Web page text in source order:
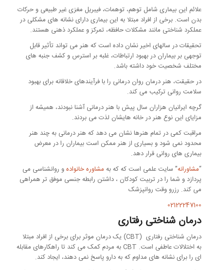
علائم این بیماری شامل توهم، توهمات، فیبریل مغزی غیر طبیعی و حرکات
بدن است. برخی از افراد مبتلا به این بیماری دارای نشانه های مشکلی در
عملکرد شناختی مانند مشکلات حافظه، تمرکز و عملکرد ذهنی هستند.
تحقیقات در سالهای اخیر نشان داده است که هنر می تواند تأثیر قابل
توجهی بر بیماران در بهبود ارتباطات، غلبه بر استرس و کشف جنبه های
مختلف شخصیت خود داشته باشد.
در حقیقت، هنر درمان روان درمانی را با فرآیندهای خلاقانه برای بهبود
سلامت روانی ترکیب می کند.
گرچه ایرانیان هزاران سال پیش با هنر درمانی آشنا نبودند، همیشه از
مزایای این نوع هنر در خانه هایشان لذت می بردند.
مراقبت کمی در تمام هنرها نشان می دهد که هنر درمانی به چند هنر
محدود نمی شود و بسیاری از هنر ممکن است بیماران را در معرض
بیماری های روانی قرار دهد.
“مشاورانه” سایت علمی است که که به مشاوره خانوادهو روانشناسی می
پردازد و شما را در تربیت کودکان ، داشتن رابطه جنسی موفق تر همراهی
می کند. رزرو وقت روانپزشک
02122247100
درمان شناختی رفتاری
درمان شناختی رفتاری (CBT) یک درمان موثر برای برخی از افراد مبتلا
به اختلالات عاطفی است. CBT به مردم کمک می کند تا راهکارهای مقابله
ای را برای نشانه های مداوم که به دارو پاسخ نمی دهند، ایجاد کند.